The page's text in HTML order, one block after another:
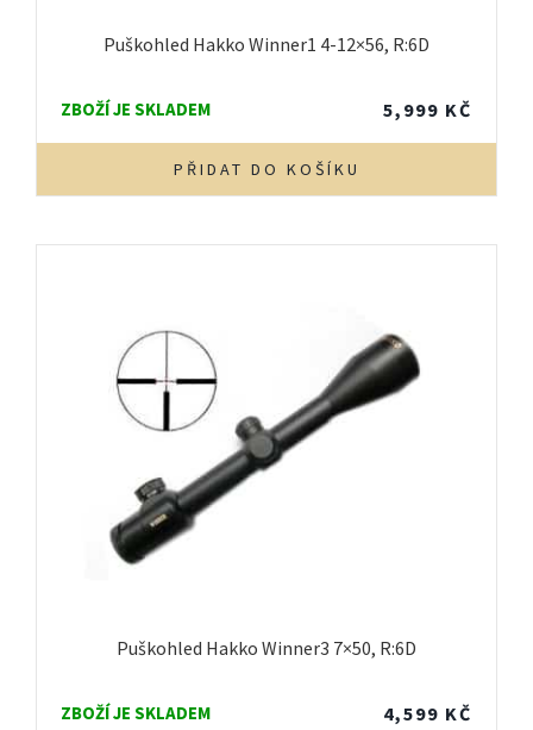
Puškohled Hakko Winner1 4-12×56, R:6D
ZBOŽÍ JE SKLADEM 5,999 KČ
PŘIDAT DO KOŠÍKU
Puškohled Hakko Winner3 7×50, R:6D
ZBOŽÍ JE SKLADEM 4,599 KČ